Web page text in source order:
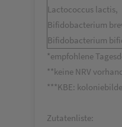
Lactococcus lactis,
Bifidobacterium
Bifidobacterium
*empfohlene
**keine NRV
***KBE:
Zutatenliste: